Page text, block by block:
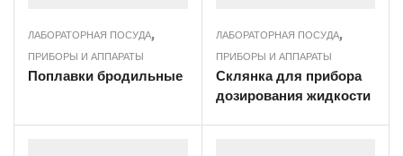
ЛАБОРАТОРНАЯ ПОСУДА,
ПРИБОРЫ И АППАРАТЫ
Поплавки бродильные
ЛАБОРАТОРНАЯ ПОСУДА,
ПРИБОРЫ И АППАРАТЫ
Склянка для прибора
дозирования жидкости